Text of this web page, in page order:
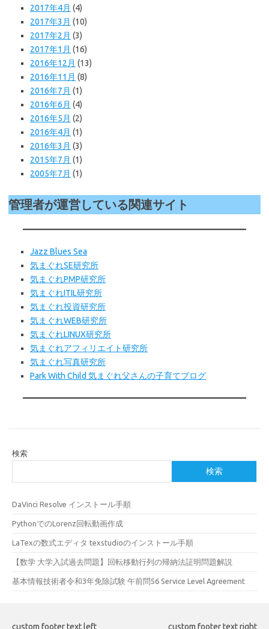
2017年4月 (4)
2017年3月 (10)
2017年2月 (3)
2017年1月 (16)
2016年12月 (13)
2016年11月 (8)
2016年7月 (1)
2016年6月 (4)
2016年5月 (2)
2016年4月 (1)
2016年3月 (3)
2015年7月 (1)
2005年7月 (1)
管理者が運営している関連サイト
Jazz Blues Sea
気まぐれSE研究所
気まぐれPMP研究所
気まぐれITIL研究所
気まぐれ投資研究所
気まぐれWEB研究所
気まぐれLINUX研究所
気まぐれアフィリエイト研究所
気まぐれ写真研究所
Park With Child 気まぐれ父さんの子育てブログ
検索
検索
DaVinci Resolve インストール手順
PythonでのLorenz回転動画作成
LaTexの数式エディタ texstudioのインストール手順
【数学 大学入試過去問題】回転移動行列の帰納法証明問題解説
基本情報技術者令和3年免除試験 午前問56 Service Level Agreement
custom footer text left custom footer text right